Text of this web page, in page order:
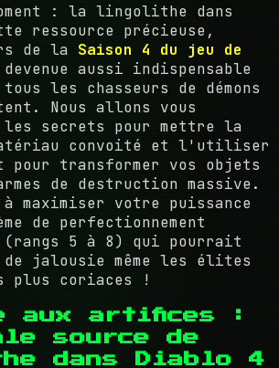
: la lingolithe dans
ressource précieuse,
de la Saison 4 du jeu de
aussi indispensable
les chasseurs de démons
Nous allons vous
secrets pour mettre la
convoité et l'utiliser
pour transformer vos objets
de destruction massive.
à maximiser votre puissance
de perfectionnement
(rangs 5 à 8) qui pourrait
jalousie même les élites
plus coriaces !
aux artifices :
source de
dans Diablo 4